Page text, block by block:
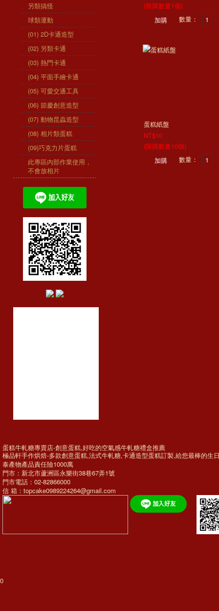
另類搞怪
球類運動
(01) 2D卡通造型
(02) 另類卡通
(03) 熱門卡通
(04) 平面手繪卡通
(05) 可愛交通工具
(06) 節慶創意造型
(07) 動物昆蟲造型
(08) 相片類蛋糕
(09)巧克力片蛋糕
此專區內部作業使用，
不會放相片
(限購數量1個)
數量：
蛋糕紙盤
NT$10
(限購數量10個)
數量：
蛋糕牛軋糖專賣店-創意蛋糕,好吃的空氣感牛軋糖禮盒推薦
極品軒手作烘焙-多款創意蛋糕,法式牛軋糖,卡通造型蛋糕訂製,給您最棒的生
泰產物產品責任險1000萬
門市：新北市蘆洲區永樂街38巷67弄1號
門市電話：02-82866000
信 箱：topcake0989224264@gmail.com
0